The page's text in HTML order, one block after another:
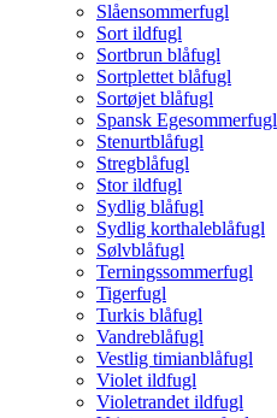
Slåensommerfugl
Sort ildfugl
Sortbrun blåfugl
Sortplettet blåfugl
Sortøjet blåfugl
Spansk Egesommerfugl
Stenurtblåfugl
Stregblåfugl
Stor ildfugl
Sydlig blåfugl
Sydlig korthaleblåfugl
Sølvblåfugl
Terningssommerfugl
Tigerfugl
Turkis blåfugl
Vandreblåfugl
Vestlig timianblåfugl
Violet ildfugl
Violetrandet ildfugl